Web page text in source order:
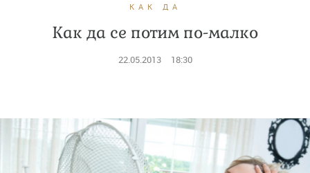
КАК ДА
Как да се потим по-малко
22.05.2013 18:30